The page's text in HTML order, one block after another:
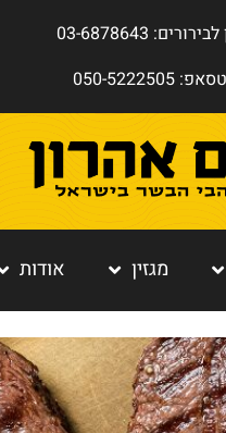
03-6878643
050-5222505
מגזין אודות